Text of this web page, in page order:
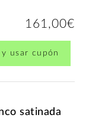
161,00€
usar cupón
satinada